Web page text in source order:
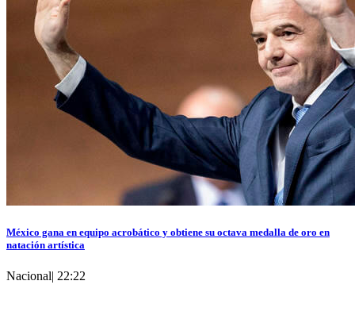
México gana en equipo acrobático y obtiene su octava medalla de oro en
natación artística
Nacional| 22:22